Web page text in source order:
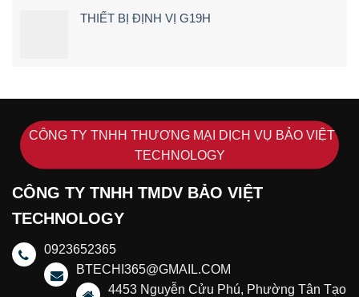
THIẾT BỊ ĐỊNH VỊ G19H
CÔNG TY TNHH THƯƠNG MẠI DỊCH VỤ BẢO VIỆT
TECHNOLOGY
CÔNG TY TNHH TMDV BẢO VIỆT
TECHNOLOGY
0923652365
BTECHI365@GMAIL.COM
4453 Nguyễn Cửu Phú, Phường Tân Tạo